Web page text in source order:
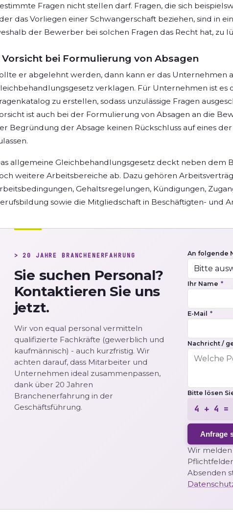
Fragen nicht stellen darf. Fragen, die sich
das Vorliegen einer Schwangerschaft beziehen, sind in
der Bewerber bei solchen Fragen das Recht hat, zu
Vorsicht bei Formulierung von Absagen
er abgelehnt werden, dann kann er das Unternehmen
verklagen. Für Unternehmen ist es
zu erstellen, sodass unzulässige Fragen
ist auch bei der Formulierung von Absagen an die
Begründung der Absage keinen Rückschluss auf eines
allgemeine Gleichbehandlungsgesetz deckt neben dem
weitere Arbeitsbereiche ab. Dazu gehören
Gehaltsregelungen, Kündigungen,
sowie die Mitgliedschaft in Beschäftigten- und
> 20 JAHRE BRANCHENERFAHRUNG
Sie suchen Personal?
Kontaktieren Sie uns
jetzt.
Wir von equal personal vermitteln
qualifizierte Fachkräfte (gewerblich und
kaufmännisch) - auch kurzfristig. Wir
achten darauf, dass Mitarbeiter und
Unternehmen ideal zusammenpassen,
dank über 20 Jahren
Branchenerfahrung in der
Geschäftsführung.
An folgende
Ihr Name *
E-Mail *
Nachricht /
Bitte lösen
4 + 4 =
Anfrage
Wir melden
Absenden